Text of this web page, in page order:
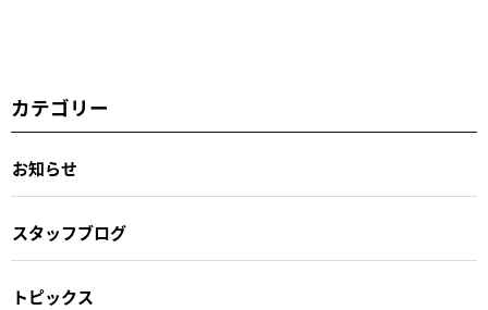
カテゴリー
お知らせ
スタッフブログ
トピックス